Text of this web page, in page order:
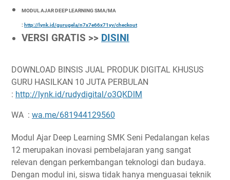
MODUL AJAR DEEP LEARNING SMA/MA
: http://lynk.id/gurugela/n7x7e66x71yv/checkout
VERSI GRATIS >> DISINI
DOWNLOAD BINSIS JUAL PRODUK DIGITAL KHUSUS
GURU HASILKAN 10 JUTA PERBULAN
: http://lynk.id/rudydigital/o3QKDlM
WA : wa.me/681944129560
Modul Ajar Deep Learning SMK Seni Pedalangan kelas
12 merupakan inovasi pembelajaran yang sangat
relevan dengan perkembangan teknologi dan budaya.
Dengan modul ini, siswa tidak hanya menguasai teknik